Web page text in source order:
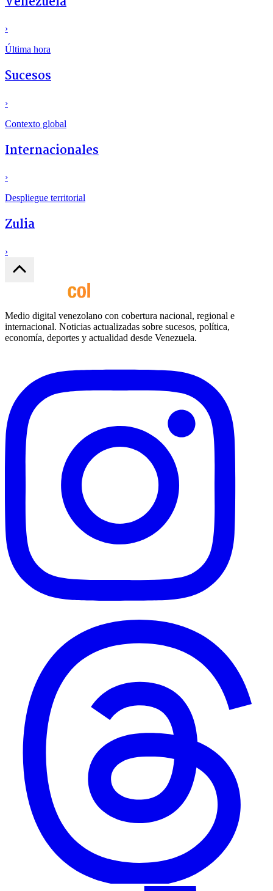
›
Última hora
Sucesos
›
Contexto global
Internacionales
›
Despliegue territorial
Zulia
›
Medio digital venezolano con cobertura nacional, regional e
internacional. Noticias actualizadas sobre sucesos, política,
economía, deportes y actualidad desde Venezuela.